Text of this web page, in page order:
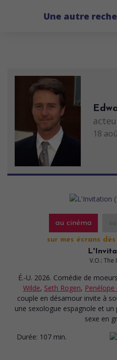
Une autre
18
au cinéma
sur mes écrans
V.O.: The
É.-U. 2026. Comédie de moeurs
Wilde, Seth Rogen, Penélope
couple en désamour invite à
une sexologue espagnole et
sexe en
Durée: 107 min.